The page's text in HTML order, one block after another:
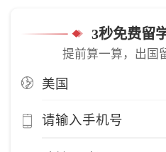
3秒免费留
提前算一算，出国